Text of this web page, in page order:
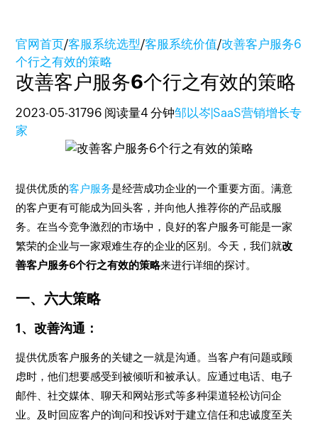
官网首页/客服系统选型/客服系统价值/改善客户服务6
个行之有效的策略
改善客户服务6个行之有效的策略
2023-05-31796 阅读量4 分钟邹以岑|SaaS营销增长专
家
提供优质的客户服务是经营成功企业的一个重要方面。满意
的客户更有可能成为回头客，并向他人推荐你的产品或服
务。在当今竞争激烈的市场中，良好的客户服务可能是一家
繁荣的企业与一家艰难生存的企业的区别。今天，我们就改
善客户服务6个行之有效的策略来进行详细的探讨。
一、六大策略
1、改善沟通：
提供优质客户服务的关键之一就是沟通。当客户有问题或顾
虑时，他们想要感受到被倾听和被承认。应通过电话、电子
邮件、社交媒体、聊天和网站形式等多种渠道轻松访问企
业。及时回应客户的询问和投诉对于建立信任和忠诚度至关